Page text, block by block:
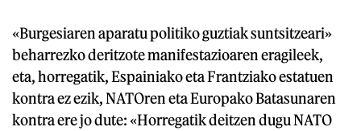
«Burgesiaren aparatu politiko guztiak suntsitzeari»
beharrezko deritzote manifestazioaren eragileek,
eta, horregatik, Espainiako eta Frantziako estatuen
kontra ez ezik, NATOren eta Europako Batasunaren
kontra ere jo dute: «Horregatik deitzen dugu NATO